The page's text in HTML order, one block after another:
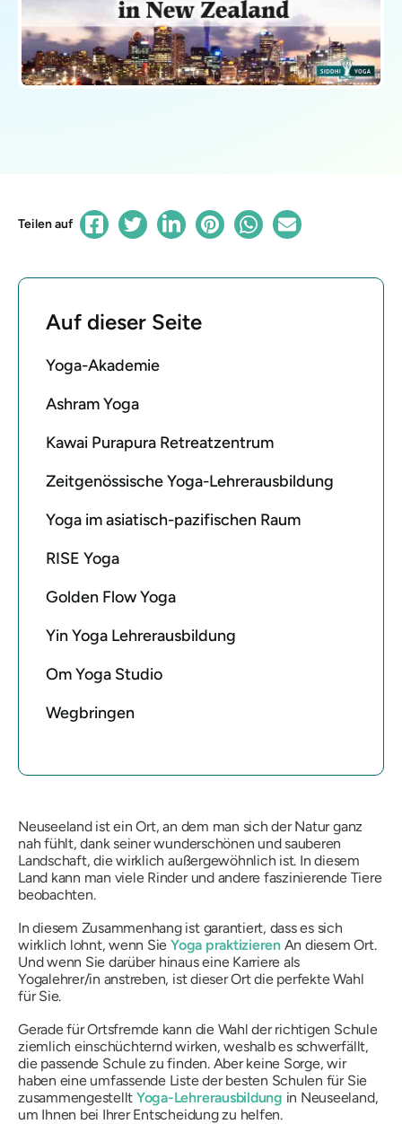
Teilen auf
Auf dieser Seite
Yoga-Akademie
Ashram Yoga
Kawai Purapura Retreatzentrum
Zeitgenössische Yoga-Lehrerausbildung
Yoga im asiatisch-pazifischen Raum
RISE Yoga
Golden Flow Yoga
Yin Yoga Lehrerausbildung
Om Yoga Studio
Wegbringen
Neuseeland ist ein Ort, an dem man sich der Natur ganz
nah fühlt, dank seiner wunderschönen und sauberen
Landschaft, die wirklich außergewöhnlich ist. In diesem
Land kann man viele Rinder und andere faszinierende Tiere
beobachten.
In diesem Zusammenhang ist garantiert, dass es sich
wirklich lohnt, wenn Sie Yoga praktizierenAn diesem Ort.
Und wenn Sie darüber hinaus eine Karriere als
Yogalehrer/in anstreben, ist dieser Ort die perfekte Wahl
für Sie.
Gerade für Ortsfremde kann die Wahl der richtigen Schule
ziemlich einschüchternd wirken, weshalb es schwerfällt,
die passende Schule zu finden. Aber keine Sorge, wir
haben eine umfassende Liste der besten Schulen für Sie
zusammengestellt Yoga-Lehrerausbildung in Neuseeland,
um Ihnen bei Ihrer Entscheidung zu helfen.